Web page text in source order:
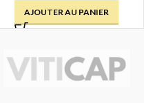
AJOUTER AU PANIER